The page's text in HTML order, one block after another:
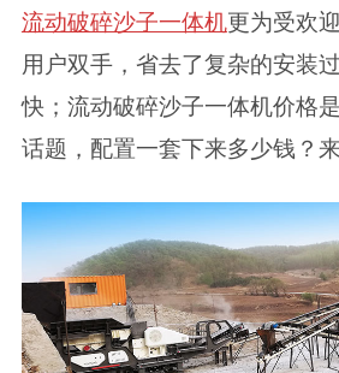
流动破碎沙子一体机更为受欢
用户双手，省去了复杂的安装
快；流动破碎沙子一体机价格
话题，配置一套下来多少钱？